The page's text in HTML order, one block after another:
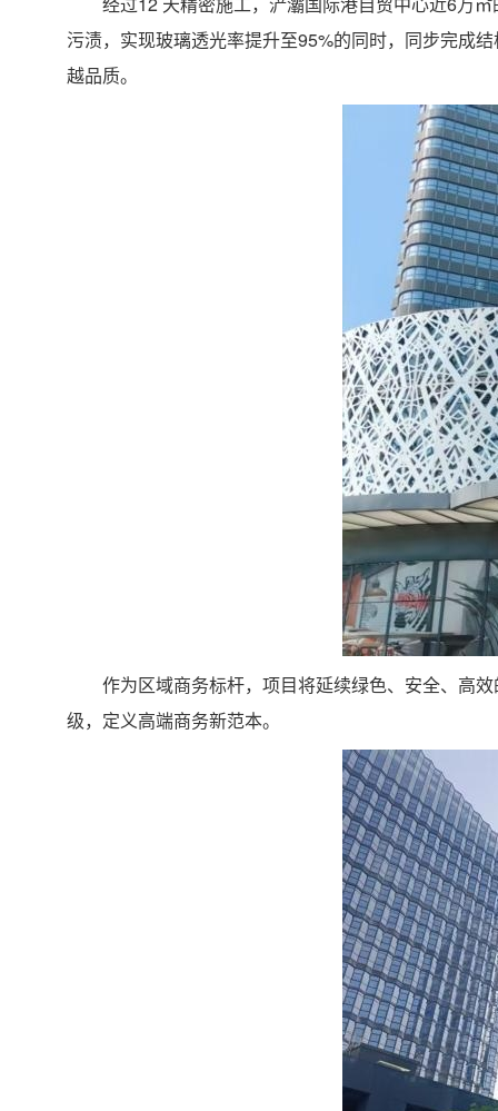
污渍，实现玻璃透光率提升至95%的同时，同步完成
越品质。
作为区域商务标杆，项目将延续绿色、安全、高
级，定义高端商务新范本。